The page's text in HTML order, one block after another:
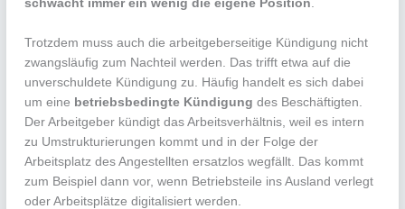
schwächt immer ein wenig die eigene Position.
Trotzdem muss auch die arbeitgeberseitige Kündigung nicht
zwangsläufig zum Nachteil werden. Das trifft etwa auf die
unverschuldete Kündigung zu. Häufig handelt es sich dabei
um eine betriebsbedingte Kündigung des Beschäftigten.
Der Arbeitgeber kündigt das Arbeitsverhältnis, weil es intern
zu Umstrukturierungen kommt und in der Folge der
Arbeitsplatz des Angestellten ersatzlos wegfällt. Das kommt
zum Beispiel dann vor, wenn Betriebsteile ins Ausland verlegt
oder Arbeitsplätze digitalisiert werden.